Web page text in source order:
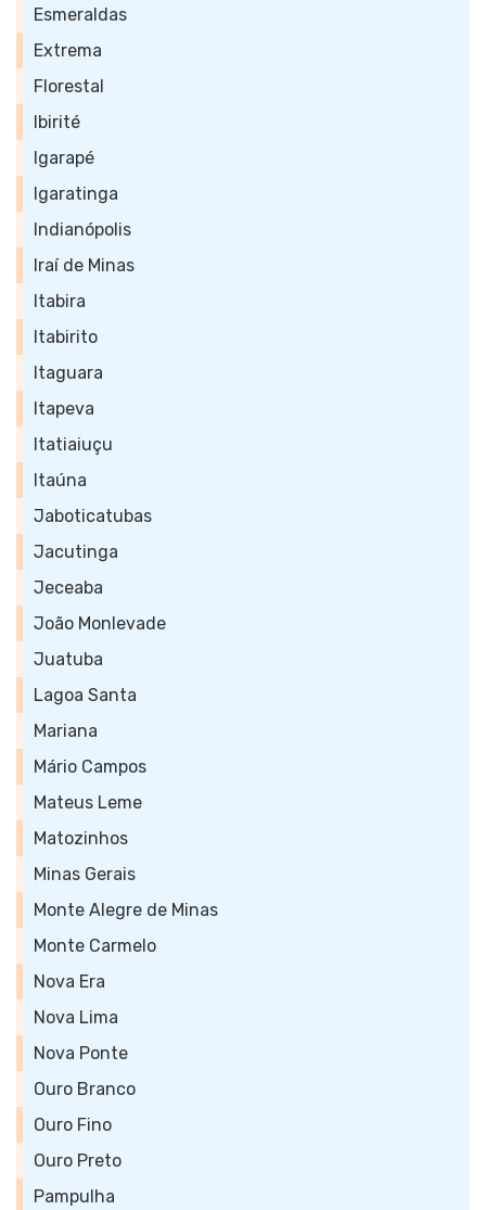
Esmeraldas
Extrema
Florestal
Ibirité
Igarapé
Igaratinga
Indianópolis
Iraí de Minas
Itabira
Itabirito
Itaguara
Itapeva
Itatiaiuçu
Itaúna
Jaboticatubas
Jacutinga
Jeceaba
João Monlevade
Juatuba
Lagoa Santa
Mariana
Mário Campos
Mateus Leme
Matozinhos
Minas Gerais
Monte Alegre de Minas
Monte Carmelo
Nova Era
Nova Lima
Nova Ponte
Ouro Branco
Ouro Fino
Ouro Preto
Pampulha